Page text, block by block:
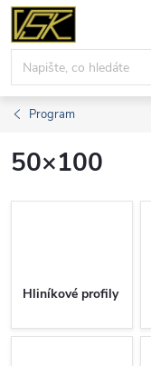
Přejít
obsah
Program
50×100
Hliníkové profily